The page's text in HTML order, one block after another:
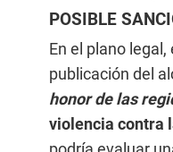
POSIBLE
En el plano
publicación del
honor de las
violencia contra